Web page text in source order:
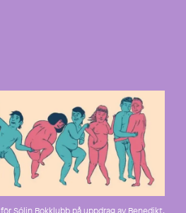
för Sólin Bokklubb på uppdrag av Benedikt.